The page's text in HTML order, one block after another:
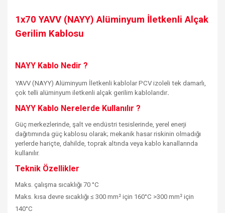
1x70 YAVV (NAYY) Alüminyum İletkenli Alçak
Gerilim Kablosu
NAYY Kablo Nedir ?
YAVV (NAYY) Alüminyum İletkenli kablolar PCV izoleli tek damarlı,
çok telli alüminyum iletkenli alçak gerilim kablolarıdır.
NAYY Kablo Nerelerde Kullanılır ?
Güç merkezlerinde, şalt ve endüstri tesislerinde, yerel enerji
dağıtımında güç kablosu olarak; mekanik hasar riskinin olmadığı
yerlerde hariçte, dahilde, toprak altında veya kablo kanallarında
kullanılır.
Teknik Özellikler
Maks. çalışma sıcaklığı 70 °C
Maks. kısa devre sıcaklığı ≤ 300 mm² için 160°C >300 mm² için
140°C